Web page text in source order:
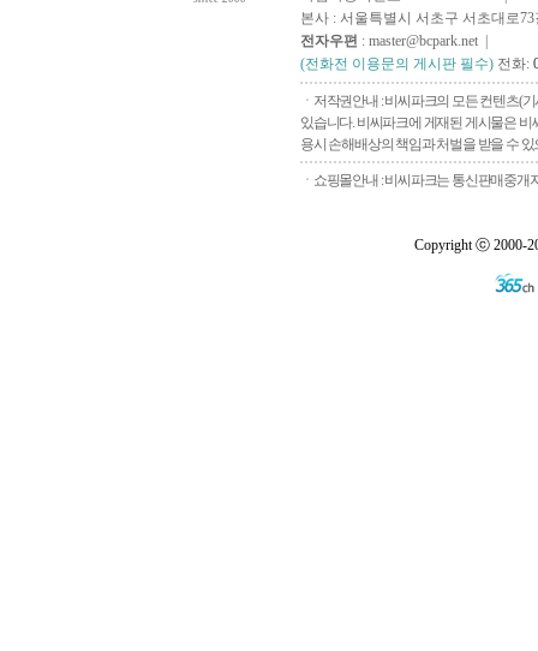
본사 : 서울특별시 서초구 서초대로73
전자우편 : master@bcpark.net |
(전화전 이용문의 게시판 필수) 전화:
ㆍ저작권안내 : 비씨파크의 모든 컨텐츠(
있습니다. 비씨파크에 게재된 게시물은
용시 손해배상의 책임과 처벌을 받을 수
ㆍ쇼핑몰안내 : 비씨파크는 통신판매중개
Copyright ⓒ 2000-